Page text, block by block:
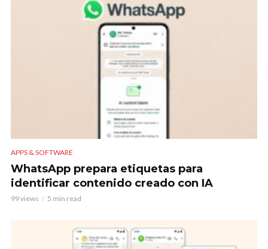
APPS & SOFTWARE
WhatsApp prepara etiquetas para
identificar contenido creado con IA
99 views 5 min read